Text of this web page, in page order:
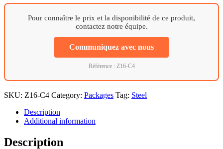
Pour connaître le prix et la disponibilité de ce produit,
contactez notre équipe.
Communiquez avec nous
Référence : Z16-C4
SKU: Z16-C4 Category: Packages Tag: Steel
Description
Additional information
Description